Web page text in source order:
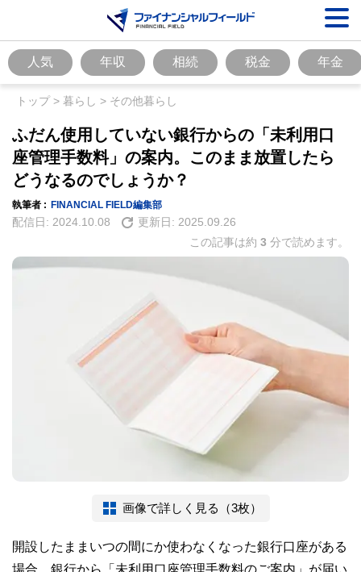
人気 年収 相続 税金 年金
トップ> 暮らし > その他暮らし
ふだん使用していない銀行からの「未利用口
座管理手数料」の案内。このまま放置したら
どうなるのでしょうか？
執筆者 : FINANCIAL FIELD編集部
配信日: 2024.10.08 更新日: 2025.09.26
この記事は約 3 分で読めます。
画像で詳しく見る（3枚）
開設したままいつの間にか使わなくなった銀行口座がある
場合、銀行から「未利用口座管理手数料のご案内」が届い